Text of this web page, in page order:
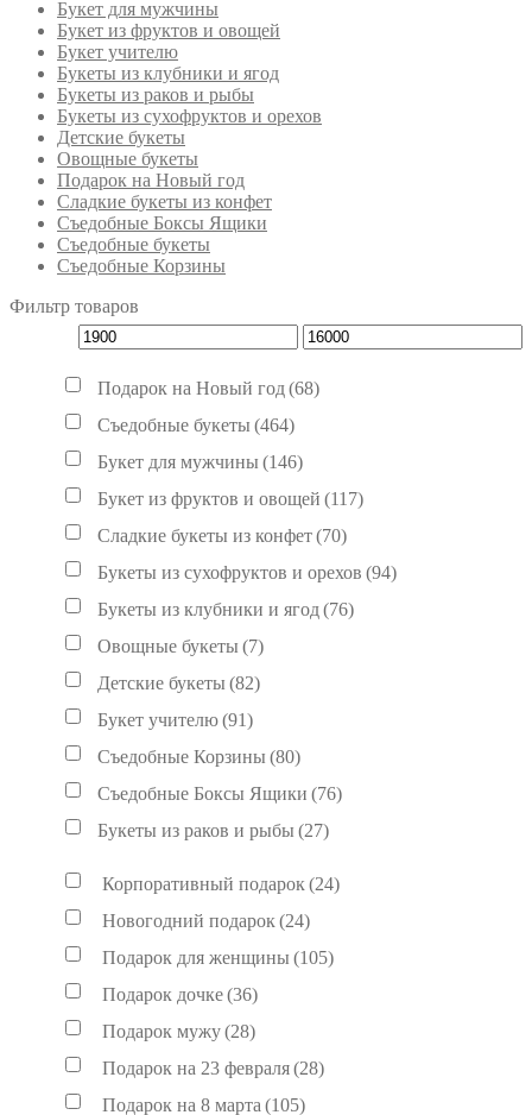
Букет для мужчины
Букет из фруктов и овощей
Букет учителю
Букеты из клубники и ягод
Букеты из раков и рыбы
Букеты из сухофруктов и орехов
Детские букеты
Овощные букеты
Подарок на Новый год
Сладкие букеты из конфет
Съедобные Боксы Ящики
Съедобные букеты
Съедобные Корзины
Фильтр товаров
Подарок на Новый год(68)
Съедобные букеты (464)
Букет для мужчины (146)
Букет из фруктов и овощей (117)
Сладкие букеты из конфет(70)
Букеты из сухофруктов и орехов (94)
Букеты из клубники и ягод(76)
Овощные букеты (7)
Детские букеты (82)
Букет учителю(91)
Съедобные Корзины (80)
Съедобные Боксы Ящики (76)
Букеты из раков и рыбы (27)
Корпоративный подарок (24)
Новогодний подарок (24)
Подарок для женщины (105)
Подарок дочке(36)
Подарок мужу(28)
Подарок на 23 февраля(28)
Подарок на 8 марта (105)